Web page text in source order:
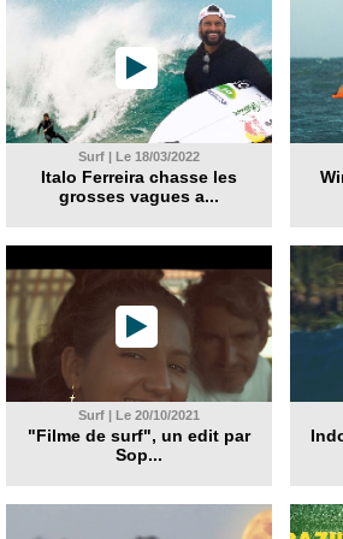
Surf | Le 18/03/2022
Italo Ferreira chasse les
grosses vagues a...
Surf | Le 20/10/2021
"Filme de surf", un edit par
Sop...